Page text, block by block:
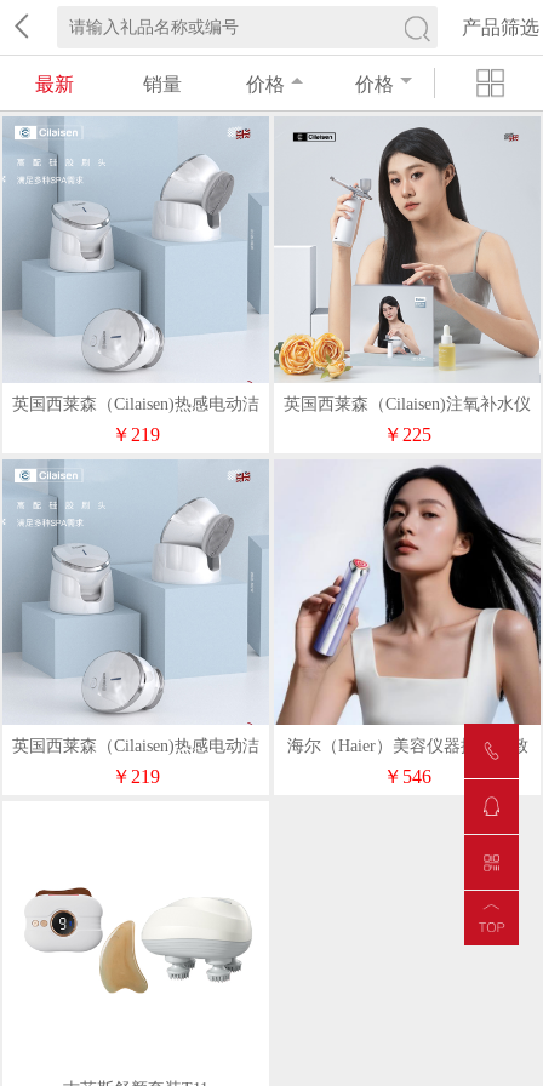
产品筛选
最新 销量 价格 价格
英国西莱森（Cilaisen)热感电动洁
面仪CP-P5
￥219
英国西莱森（Cilaisen)注氧补水仪
CP-W2
￥225
英国西莱森（Cilaisen)热感电动洁
面仪CP-P5
￥219
海尔（Haier）美容仪器提拉紧致
面部按摩M1MAX
￥546